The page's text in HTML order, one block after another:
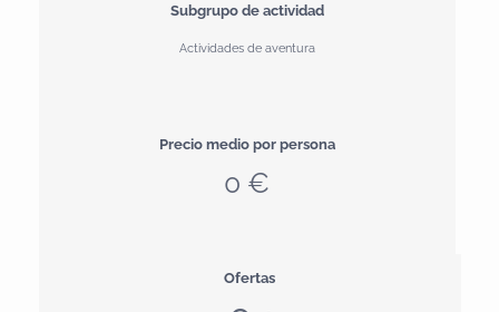
Subgrupo de actividad
Actividades de aventura
Precio medio por persona
0 €
Ofertas